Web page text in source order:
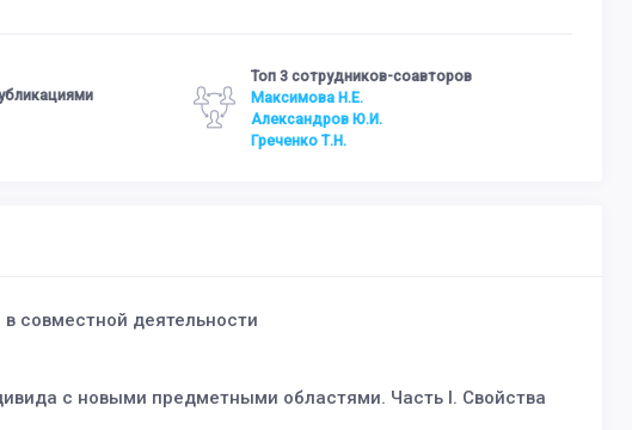
Топ 3 сотрудников-соавторов
Максимова Н.Е.
Александров Ю.И.
Греченко Т.Н.
совместной деятельности
с новыми предметными областями. Часть I. Свойства